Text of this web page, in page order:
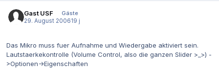
Gast USF
Gäste
29. August 200619 j
Das Mikro muss fuer Aufnahme und Wiedergabe aktiviert sein.
Lautstaerkekontrolle (Volume Control, also die ganzen Slider >_>) -
>Optionen->Eigenschaften